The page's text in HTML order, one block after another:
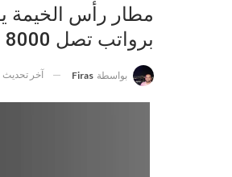
برواتب تصل 8000 وأكثر
بواسطة Firas آخر تحديث